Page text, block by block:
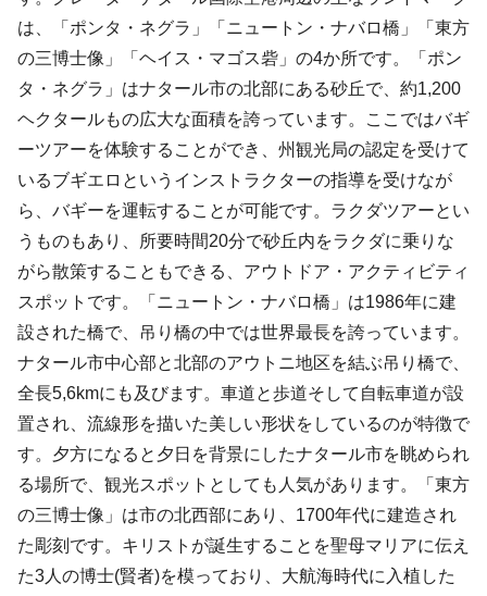
は、「ポンタ・ネグラ」「ニュートン・ナバロ橋」「東方
の三博士像」「ヘイス・マゴス砦」の4か所です。「ポン
タ・ネグラ」はナタール市の北部にある砂丘で、約1,200
ヘクタールもの広大な面積を誇っています。ここではバギ
ーツアーを体験することができ、州観光局の認定を受けて
いるブギエロというインストラクターの指導を受けなが
ら、バギーを運転することが可能です。ラクダツアーとい
うものもあり、所要時間20分で砂丘内をラクダに乗りな
がら散策することもできる、アウトドア・アクティビティ
スポットです。「ニュートン・ナバロ橋」は1986年に建
設された橋で、吊り橋の中では世界最長を誇っています。
ナタール市中心部と北部のアウトニ地区を結ぶ吊り橋で、
全長5,6kmにも及びます。車道と歩道そして自転車道が設
置され、流線形を描いた美しい形状をしているのが特徴で
す。夕方になると夕日を背景にしたナタール市を眺められ
る場所で、観光スポットとしても人気があります。「東方
の三博士像」は市の北西部にあり、1700年代に建造され
た彫刻です。キリストが誕生することを聖母マリアに伝え
た3人の博士(賢者)を模っており、大航海時代に入植した